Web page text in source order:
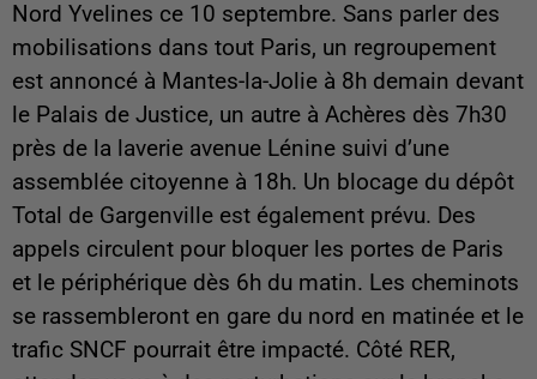
Nord Yvelines ce 10 septembre. Sans parler des
mobilisations dans tout Paris, un regroupement
est annoncé à Mantes-la-Jolie à 8h demain devant
le Palais de Justice, un autre à Achères dès 7h30
près de la laverie avenue Lénine suivi d’une
assemblée citoyenne à 18h. Un blocage du dépôt
Total de Gargenville est également prévu. Des
appels circulent pour bloquer les portes de Paris
et le périphérique dès 6h du matin. Les cheminots
se rassembleront en gare du nord en matinée et le
trafic SNCF pourrait être impacté. Côté RER,